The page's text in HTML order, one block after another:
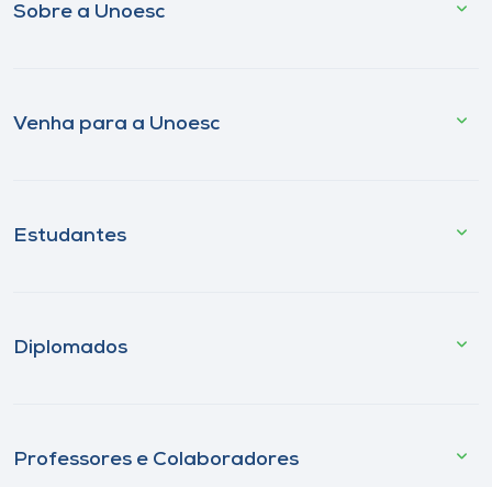
Sobre a Unoesc
Venha para a Unoesc
Estudantes
Diplomados
Professores e Colaboradores